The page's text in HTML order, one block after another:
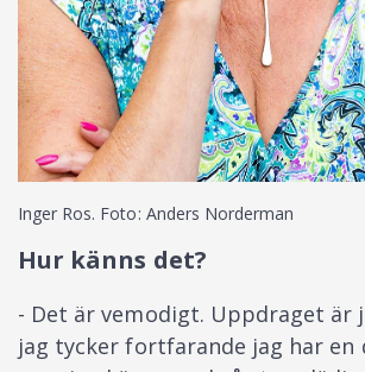
Inger Ros. Foto: Anders Norderman
Hur känns det?
- Det är vemodigt. Uppdraget
jag tycker fortfarande jag har